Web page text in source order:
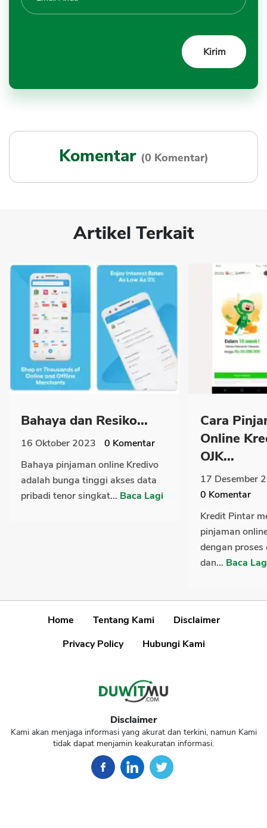
Komentar (0 Komentar)
Artikel Terkait
Bahaya dan Resiko...
16 Oktober 2023 0 Komentar
Bahaya pinjaman online Kredivo
adalah bunga tinggi akses data
pribadi tenor singkat... Baca Lagi
Cara
Online
OJK...
17 Desember
0 Komentar
Kredit Pintar
pinjaman
dengan
dan... Baca
Home Tentang Kami
Disclaimer
Privacy Policy
Hubungi Kami
Disclaimer
Kami akan menjaga informasi yang akurat dan terkini, namun Kami
tidak dapat menjamin keakuratan informasi.